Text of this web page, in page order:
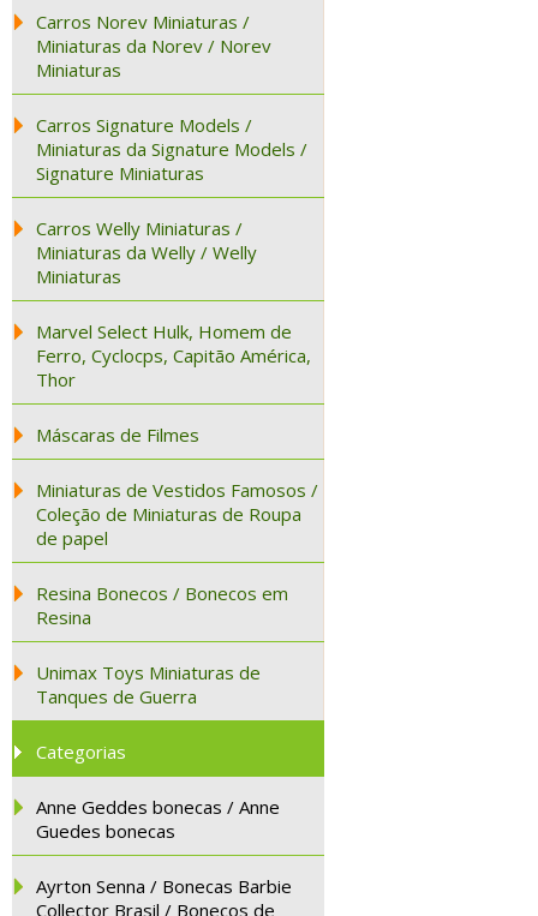
Carros Norev Miniaturas /
Miniaturas da Norev / Norev
Miniaturas
Carros Signature Models /
Miniaturas da Signature Models /
Signature Miniaturas
Carros Welly Miniaturas /
Miniaturas da Welly / Welly
Miniaturas
Marvel Select Hulk, Homem de
Ferro, Cyclocps, Capitão América,
Thor
Máscaras de Filmes
Miniaturas de Vestidos Famosos /
Coleção de Miniaturas de Roupa
de papel
Resina Bonecos / Bonecos em
Resina
Unimax Toys Miniaturas de
Tanques de Guerra
Categorias
Anne Geddes bonecas / Anne
Guedes bonecas
Ayrton Senna / Bonecas Barbie
Collector Brasil / Bonecos de